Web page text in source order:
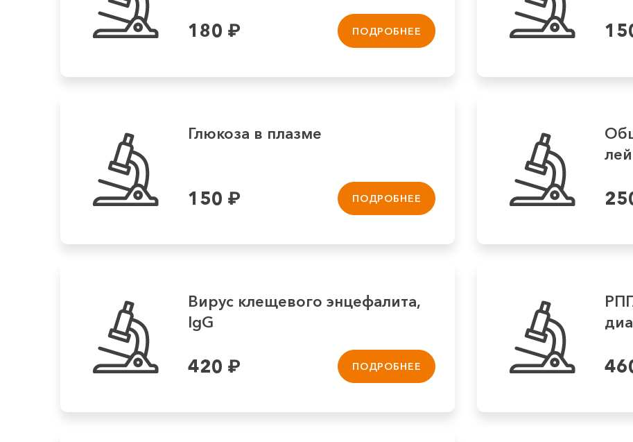
180 ₽ ПОДРОБНЕЕ
Глюкоза в плазме
150 ₽ ПОДРОБНЕЕ
Вирус клещевого энцефалита,
IgG
420 ₽ ПОДРОБНЕЕ